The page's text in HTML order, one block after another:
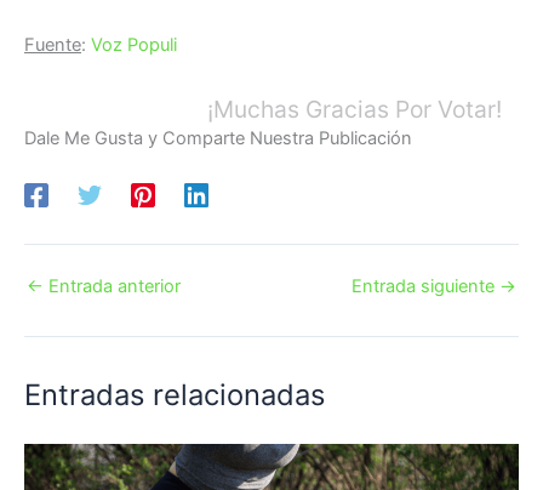
Fuente: Voz Populi
¡Muchas Gracias Por Votar!
Dale Me Gusta y Comparte Nuestra Publicación
← Entrada anterior Entrada siguiente →
Entradas relacionadas